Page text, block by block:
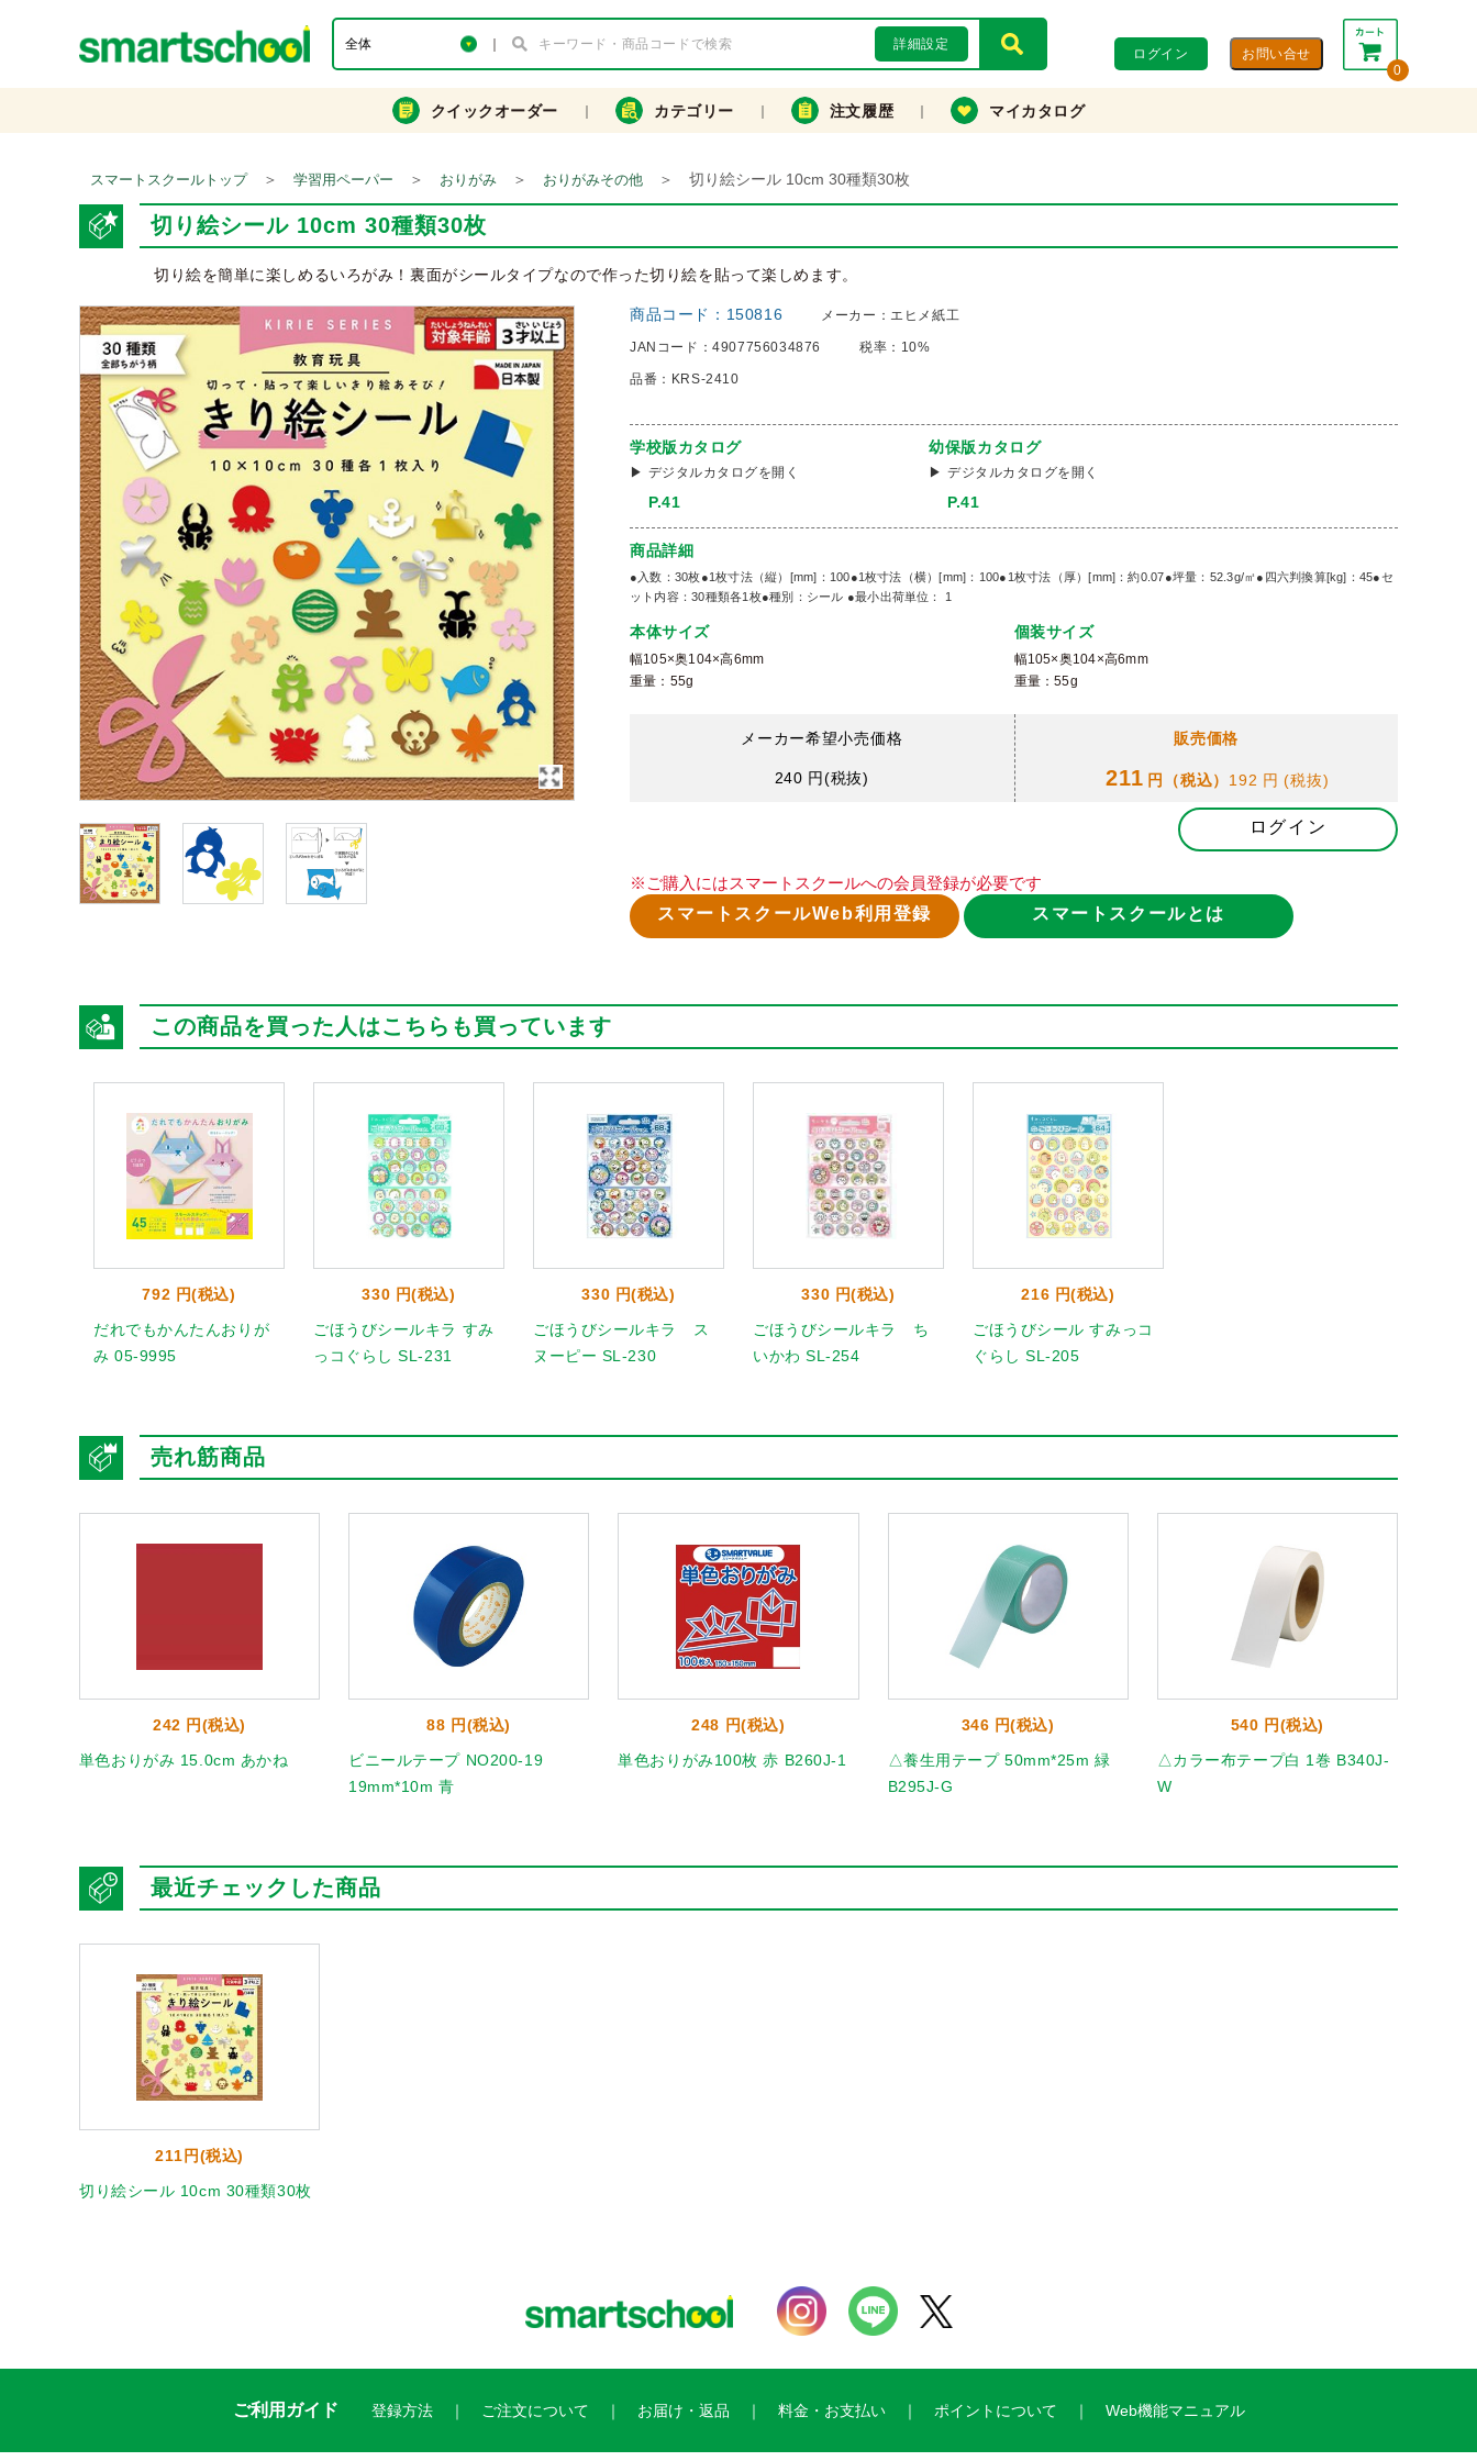
詳細設定
ログイン
0
合計： 0円
カートを見る・注文する
クイックオーダー カテゴリー 注文履歴 マイカタログ
スマートスクールトップ ＞ 学習用ペーパー ＞ おりがみ ＞ おりがみその他 ＞ 切り絵シール 10cm 30種類30枚
切り絵シール 10cm 30種類30枚
切り絵を簡単に楽しめるいろがみ！裏面がシールタイプなので作った切り絵を貼って楽しめます。
商品コード： 150816 メーカー： エヒメ紙工
JANコード：4907756034876 税率： 10%
品番： KRS-2410
学校版カタログ
デジタルカタログを開く
P.41
幼保版カタログ
デジタルカタログを開く
P.41
商品詳細
●入数：30枚●1枚寸法（縦）[mm]：100●1枚寸法（横）[mm]：100●1枚寸法（厚）[mm]：約0.07●坪量：52.3g/㎡●四六判換算[kg]：45●セ
ット内容：30種類各1枚●種別：シール ●最小出荷単位： 1
本体サイズ
幅105×奥104×高6mm
重量：55g
個装サイズ
幅105×奥104×高6mm
重量：55g
メーカー希望小売価格
240 円(税抜)
販売価格
211 円（税込） 192 円(税抜)
ログイン
※ご購入にはスマートスクールへの会員登録が必要です
スマートスクールWeb利用登録
スマートスクールとは
この商品を買った人はこちらも買っています
792 円(税込)
だれでもかんたんおりが
み 05-9995
330 円(税込)
ごほうびシールキラ すみ
っコぐらし SL-231
330 円(税込)
ごほうびシールキラ ス
ヌーピー SL-230
330 円(税込)
ごほうびシールキラ ち
いかわ SL-254
216 円(税込)
ごほうびシール すみっコ
ぐらし SL-205
売れ筋商品
242 円(税込)
単色おりがみ 15.0cm あかね
88 円(税込)
ビニールテープ NO200-19
19mm*10m 青
248 円(税込)
単色おりがみ100枚 赤 B260J-1
346 円(税込)
△養生用テープ 50mm*25m 緑
B295J-G
540 円(税込)
△カラー布テープ白 1巻 B340J-
W
最近チェックした商品
211円(税込)
切り絵シール 10cm 30種類30枚
ご利用ガイド 登録方法 ご注文について お届け・返品 料金・お支払い ポイントについて Web機能マニュアル